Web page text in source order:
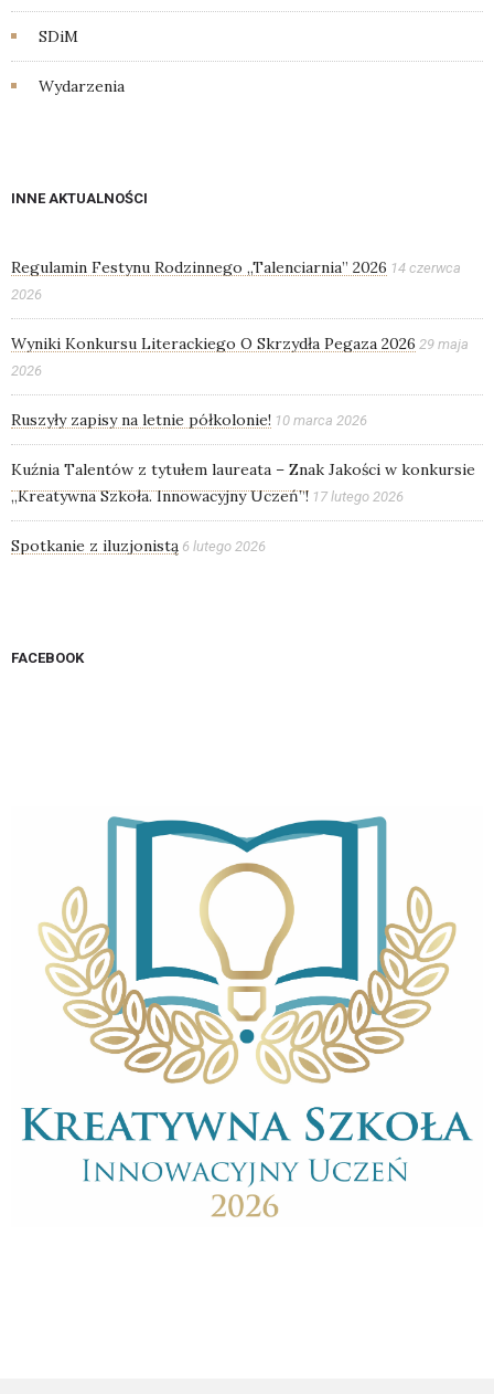
SDiM
Wydarzenia
INNE AKTUALNOŚCI
Regulamin Festynu Rodzinnego „Talenciarnia” 2026 14 czerwca
2026
Wyniki Konkursu Literackiego O Skrzydła Pegaza 2026 29 maja
2026
Ruszyły zapisy na letnie półkolonie! 10 marca 2026
Kuźnia Talentów z tytułem laureata – Znak Jakości w konkursie
„Kreatywna Szkoła. Innowacyjny Uczeń”! 17 lutego 2026
Spotkanie z iluzjonistą 6 lutego 2026
FACEBOOK